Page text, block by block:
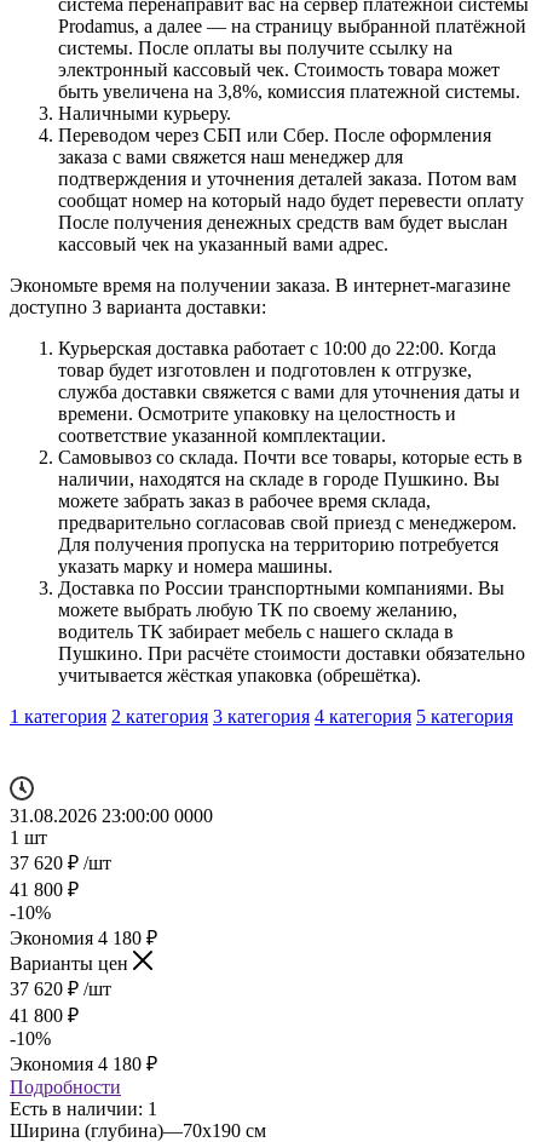
Prodamus, а далее — на страницу выбранной платёжной
системы. После оплаты вы получите ссылку на
электронный кассовый чек. Стоимость товара может
быть увеличена на 3,8%, комиссия платежной системы.
Наличными курьеру.
Переводом через СБП или Сбер. После оформления
заказа с вами свяжется наш менеджер для
подтверждения и уточнения деталей заказа. Потом вам
сообщат номер на который надо будет перевести оплату
После получения денежных средств вам будет выслан
кассовый чек на указанный вами адрес.
Экономьте время на получении заказа. В интернет-магазине
доступно 3 варианта доставки:
Курьерская доставка работает с 10:00 до 22:00. Когда
товар будет изготовлен и подготовлен к отгрузке,
служба доставки свяжется с вами для уточнения даты и
времени. Осмотрите упаковку на целостность и
соответствие указанной комплектации.
Самовывоз со склада. Почти все товары, которые есть в
наличии, находятся на складе в городе Пушкино. Вы
можете забрать заказ в рабочее время склада,
предварительно согласовав свой приезд с менеджером.
Для получения пропуска на территорию потребуется
указать марку и номера машины.
Доставка по России транспортными компаниями. Вы
можете выбрать любую ТК по своему желанию,
водитель ТК забирает мебель с нашего склада в
Пушкино. При расчёте стоимости доставки обязательно
учитывается жёсткая упаковка (обрешётка).
1 категория 2 категория 3 категория 4 категория 5 категория
31.08.2026 23:00:00 0000
1 шт
37 620 ₽ /шт
41 800 ₽
-10%
Экономия 4 180 ₽
Варианты цен
37 620 ₽ /шт
41 800 ₽
-10%
Экономия 4 180 ₽
Подробности
Есть в наличии: 1
Ширина (глубина)—70х190 см